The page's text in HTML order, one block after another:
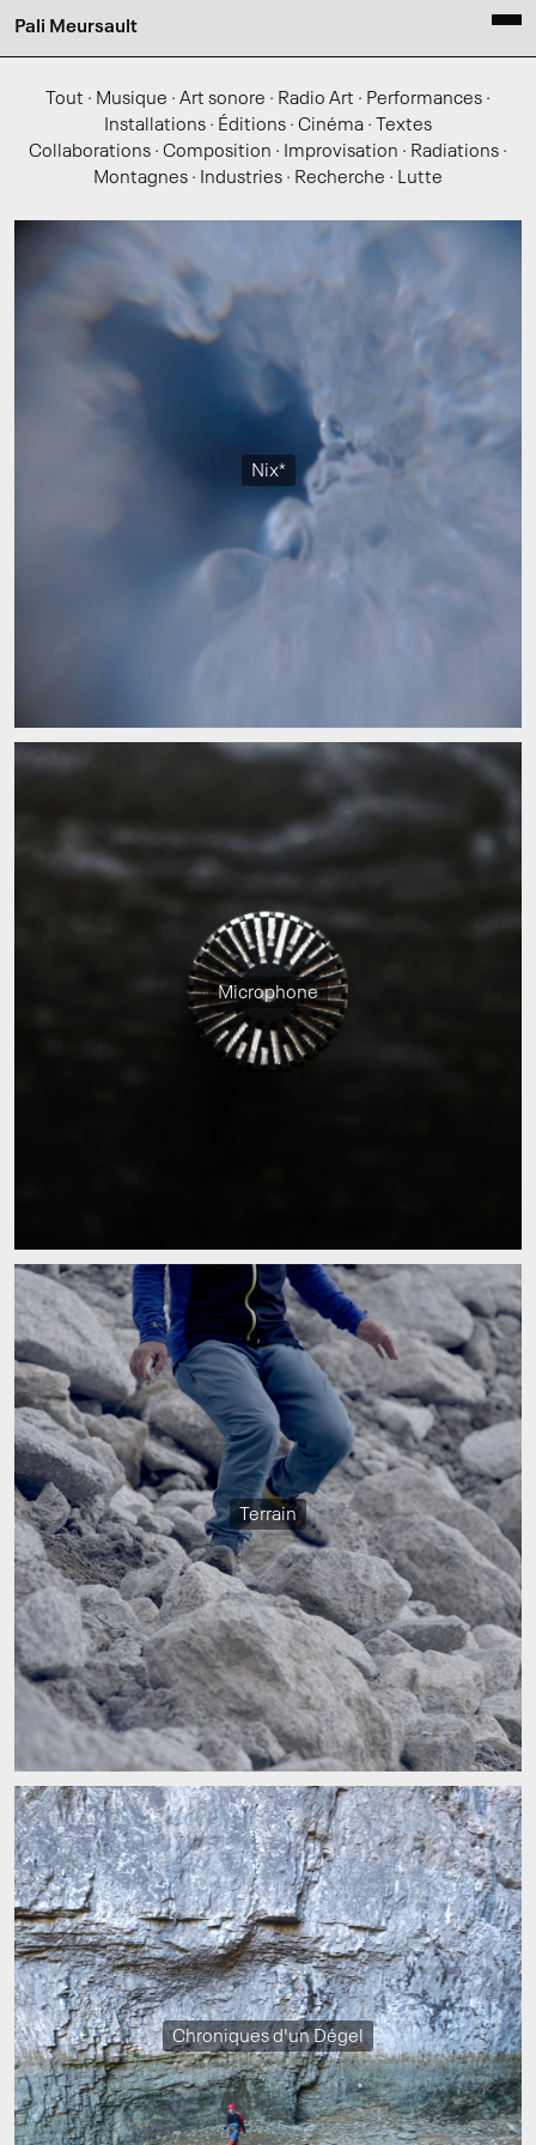
Pali Meursault
Tout · Musique · Art sonore · Radio Art · Performances ·
Installations · Éditions · Cinéma ·
Textes
Collaborations · Composition · Improvisation · Radiations ·
Montagnes · Industries · Recherche · Lutte
Nix*
Microphone
Terrain
Chroniques d'un Dégel